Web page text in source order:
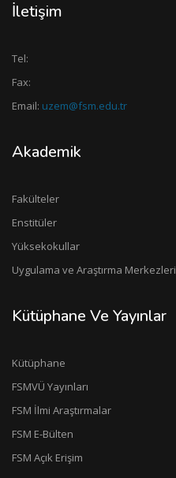
İletişim
Tel:
Fax:
Email: uzem@fsm.edu.tr
Akademik
Fakülteler
Enstitüler
Yüksekokullar
Uygulama ve Araştırma Merkezleri
Kütüphane Ve Yayınlar
Kütüphane
FSMVÜ Yayınları
FSM İlmi Araştırmalar
FSM E-Bülten
FSM Açık Erişim